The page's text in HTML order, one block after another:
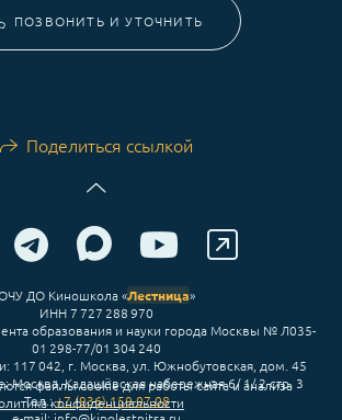
ПОЗВОНИТЬ И УТОЧНИТЬ
Поделиться ссылкой
ДО Киношкола «Лестница»
ИНН 7 727 288 970
образования и науки города Москвы № Л035-
01 298-77/01 304 240
117 042, г. Москва, ул. Южнобутовская, дом. 45
Москва, Кадашёвская набережная 6/ 1/ 2 стр. 3
Тел.:+7 (936) 159-07-08
файлы cookie для работы сайта и анализа
конфиденциальности